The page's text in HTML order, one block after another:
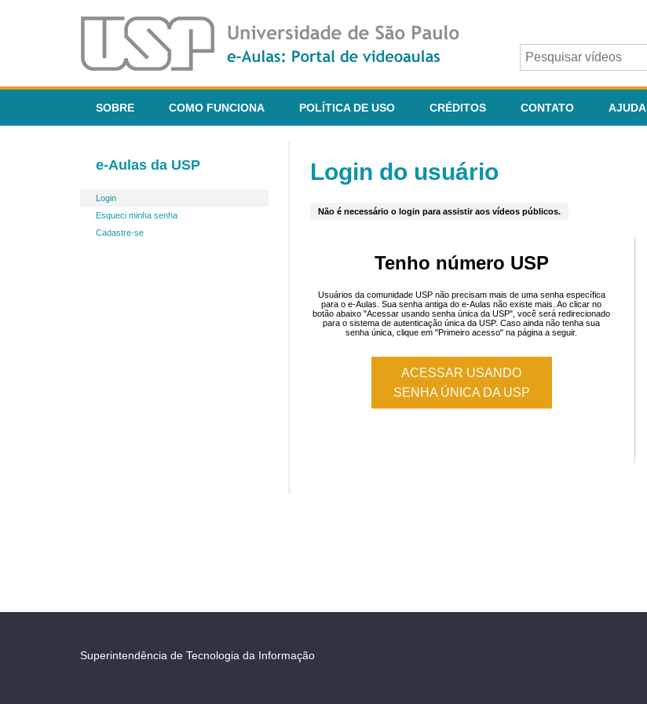
SOBRE COMO FUNCIONA POLÍTICA DE USO CRÉDITOS CONTATO AJUDA
e-Aulas da USP
Login
Esqueci minha senha
Cadastre-se
Login do usuário
Não é necessário o login para assistir aos vídeos públicos.
Tenho número USP
Usuários da comunidade USP não precisam mais de uma senha específica
para o e-Aulas. Sua senha antiga do e-Aulas não existe mais. Ao clicar no
botão abaixo "Acessar usando senha única da USP", você será redirecionado
para o sistema de autenticação única da USP. Caso ainda não tenha sua
senha única, clique em "Primeiro acesso" na página a seguir.
ACESSAR USANDO
SENHA ÚNICA DA USP
Superintendência de Tecnologia da Informação